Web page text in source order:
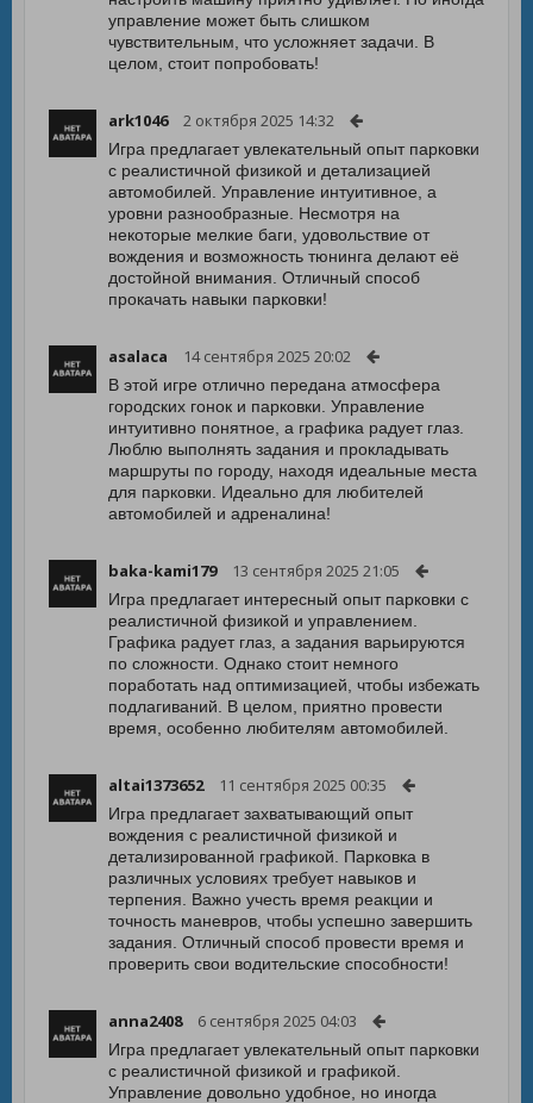
управление может быть слишком
чувствительным, что усложняет задачи. В
целом, стоит попробовать!
ark1046 2 октября 2025 14:32
Игра предлагает увлекательный опыт парковки
с реалистичной физикой и детализацией
автомобилей. Управление интуитивное, а
уровни разнообразные. Несмотря на
некоторые мелкие баги, удовольствие от
вождения и возможность тюнинга делают её
достойной внимания. Отличный способ
прокачать навыки парковки!
asalaca 14 сентября 2025 20:02
В этой игре отлично передана атмосфера
городских гонок и парковки. Управление
интуитивно понятное, а графика радует глаз.
Люблю выполнять задания и прокладывать
маршруты по городу, находя идеальные места
для парковки. Идеально для любителей
автомобилей и адреналина!
baka-kami179 13 сентября 2025 21:05
Игра предлагает интересный опыт парковки с
реалистичной физикой и управлением.
Графика радует глаз, а задания варьируются
по сложности. Однако стоит немного
поработать над оптимизацией, чтобы избежать
подлагиваний. В целом, приятно провести
время, особенно любителям автомобилей.
altai1373652 11 сентября 2025 00:35
Игра предлагает захватывающий опыт
вождения с реалистичной физикой и
детализированной графикой. Парковка в
различных условиях требует навыков и
терпения. Важно учесть время реакции и
точность маневров, чтобы успешно завершить
задания. Отличный способ провести время и
проверить свои водительские способности!
anna2408 6 сентября 2025 04:03
Игра предлагает увлекательный опыт парковки
с реалистичной физикой и графикой.
Управление довольно удобное, но иногда